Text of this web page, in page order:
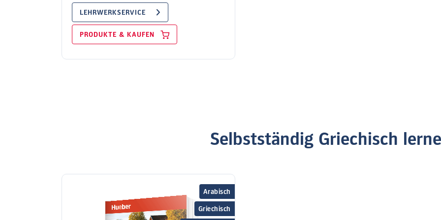
LEHRWERKSERVICE
PRODUKTE & KAUFEN
Selbstständig Griechisch
Arabisch
Griechisch